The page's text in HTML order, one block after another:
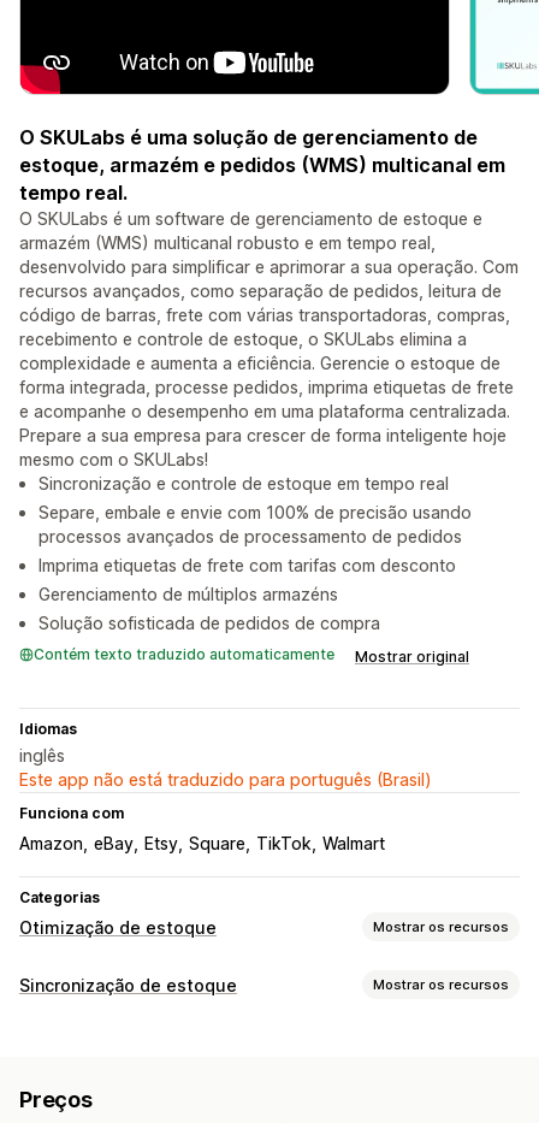
O SKULabs é uma solução de gerenciamento de
estoque, armazém e pedidos (WMS) multicanal em
tempo real.
O SKULabs é um software de gerenciamento de estoque e
armazém (WMS) multicanal robusto e em tempo real,
desenvolvido para simplificar e aprimorar a sua operação. Com
recursos avançados, como separação de pedidos, leitura de
código de barras, frete com várias transportadoras, compras,
recebimento e controle de estoque, o SKULabs elimina a
complexidade e aumenta a eficiência. Gerencie o estoque de
forma integrada, processe pedidos, imprima etiquetas de frete
e acompanhe o desempenho em uma plataforma centralizada.
Prepare a sua empresa para crescer de forma inteligente hoje
mesmo com o SKULabs!
Sincronização e controle de estoque em tempo real
Separe, embale e envie com 100% de precisão usando
processos avançados de processamento de pedidos
Imprima etiquetas de frete com tarifas com desconto
Gerenciamento de múltiplos armazéns
Solução sofisticada de pedidos de compra
Contém texto traduzido automaticamente Mostrar original
Idiomas
inglês
Este app não está traduzido para português (Brasil)
Funciona com
Amazon eBay Etsy Square TikTok Walmart
Categorias
Otimização de estoque Mostrar os recursos
Gestão de estoque
Reposição de estoque
Sincronização de estoque Mostrar os recursos
Códigos de barras
Preços